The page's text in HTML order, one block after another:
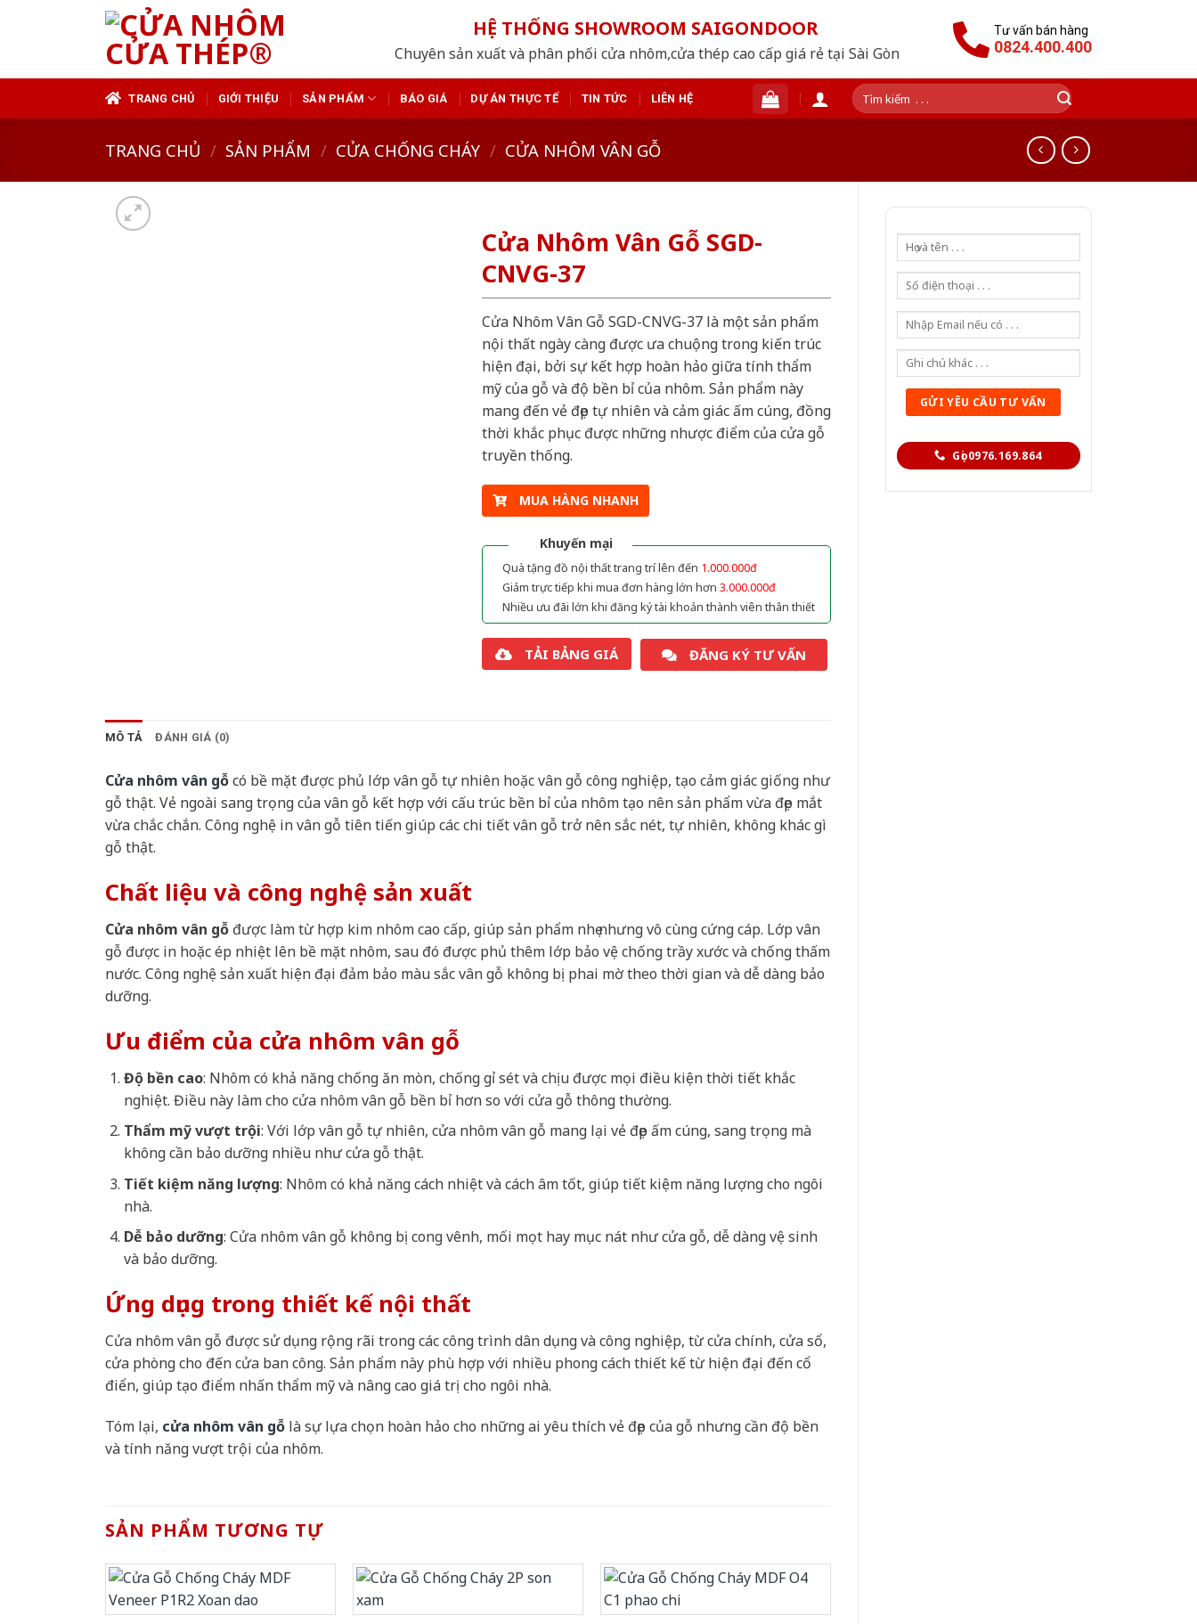
HỆ THỐNG SHOWROOM SAIGONDOOR
Chuyên sản xuất và phân phối cửa nhôm,cửa thép cao cấp giá rẻ tại Sài Gòn
Tư vấn bán hàng
0824.400.400
TRANG CHỦ GIỚI THIỆU SẢN PHẨM BÁO GIÁ DỰ ÁN THỰC TẾ TIN TỨC LIÊN HỆ
Tìm
kiếm:
TRANG CHỦ / SẢN PHẨM / CỬA CHỐNG CHÁY / CỬA NHÔM VÂN GỖ
Gọi 0976.169.864
Cửa Nhôm Vân Gỗ SGD-
CNVG-37
Cửa Nhôm Vân Gỗ SGD-CNVG-37 là một sản phẩm
nội thất ngày càng được ưa chuộng trong kiến trúc
hiện đại, bởi sự kết hợp hoàn hảo giữa tính thẩm
mỹ của gỗ và độ bền bỉ của nhôm. Sản phẩm này
mang đến vẻ đẹp tự nhiên và cảm giác ấm cúng, đồng
thời khắc phục được những nhược điểm của cửa gỗ
truyền thống.
MUA HÀNG NHANH
Khuyến mại
Quà tặng đồ nội thất trang trí lên đến 1.000.000đ
Giảm trực tiếp khi mua đơn hàng lớn hơn 3.000.000đ
Nhiều ưu đãi lớn khi đăng ký tài khoản thành viên thân thiết
TẢI BẢNG GIÁ ĐĂNG KÝ TƯ VẤN
MÔ TẢ ĐÁNH GIÁ (0)
Cửa nhôm vân gỗcó bề mặt được phủ lớp vân gỗ tự nhiên hoặc vân gỗ công nghiệp, tạo cảm giác giống như
gỗ thật. Vẻ ngoài sang trọng của vân gỗ kết hợp với cấu trúc bền bỉ của nhôm tạo nên sản phẩm vừa đẹp mắt
vừa chắc chắn. Công nghệ in vân gỗ tiên tiến giúp các chi tiết vân gỗ trở nên sắc nét, tự nhiên, không khác gì
gỗ thật.
Chất liệu và công nghệ sản xuất
Cửa nhôm vân gỗ được làm từ hợp kim nhôm cao cấp, giúp sản phẩm nhẹ nhưng vô cùng cứng cáp. Lớp vân
gỗ được in hoặc ép nhiệt lên bề mặt nhôm, sau đó được phủ thêm lớp bảo vệ chống trầy xước và chống thấm
nước. Công nghệ sản xuất hiện đại đảm bảo màu sắc vân gỗ không bị phai mờ theo thời gian và dễ dàng bảo
dưỡng.
Ưu điểm của cửa nhôm vân gỗ
Độ bền cao: Nhôm có khả năng chống ăn mòn, chống gỉ sét và chịu được mọi điều kiện thời tiết khắc
nghiệt. Điều này làm cho cửa nhôm vân gỗ bền bỉ hơn so với cửa gỗ thông thường.
Thẩm mỹ vượt trội: Với lớp vân gỗ tự nhiên, cửa nhôm vân gỗ mang lại vẻ đẹp ấm cúng, sang trọng mà
không cần bảo dưỡng nhiều như cửa gỗ thật.
Tiết kiệm năng lượng: Nhôm có khả năng cách nhiệt và cách âm tốt, giúp tiết kiệm năng lượng cho ngôi
nhà.
Dễ bảo dưỡng: Cửa nhôm vân gỗ không bị cong vênh, mối mọt hay mục nát như cửa gỗ, dễ dàng vệ sinh
và bảo dưỡng.
Ứng dụng trong thiết kế nội thất
Cửa nhôm vân gỗ được sử dụng rộng rãi trong các công trình dân dụng và công nghiệp, từ cửa chính, cửa sổ,
cửa phòng cho đến cửa ban công. Sản phẩm này phù hợp với nhiều phong cách thiết kế từ hiện đại đến cổ
điển, giúp tạo điểm nhấn thẩm mỹ và nâng cao giá trị cho ngôi nhà.
Tóm lại, cửa nhôm vân gỗ là sự lựa chọn hoàn hảo cho những ai yêu thích vẻ đẹp của gỗ nhưng cần độ bền
và tính năng vượt trội của nhôm.
SẢN PHẨM TƯƠNG TỰ